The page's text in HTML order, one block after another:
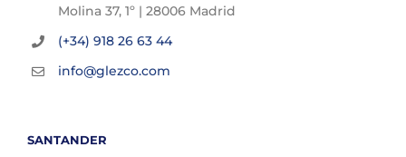
Molina 37, 1º | 28006 Madrid
(+34) 918 26 63 44
info@glezco.com
SANTANDER